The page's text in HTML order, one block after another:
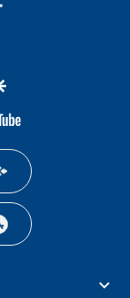
google
youtube-